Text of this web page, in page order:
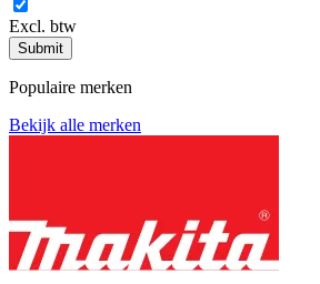
Excl. btw
Submit
Populaire merken
Bekijk alle merken